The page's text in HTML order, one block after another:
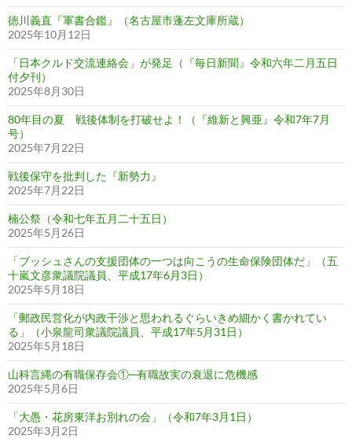
徳川義直『軍書合鑑』（名古屋市蓬左文庫所蔵）
2025年10月12日
「日本クルド交流連絡会」が発足（『毎日新聞』令和六年二月五日
付夕刊）
2025年8月30日
80年目の夏 戦後体制を打破せよ！（『維新と興亜』令和7年7月
号）
2025年7月22日
戦後保守を批判した『新勢力』
2025年7月22日
楠公祭（令和七年五月二十五日）
2025年5月26日
「ブッシュさんの支援団体の一つは向こうの生命保険団体だ」（五
十嵐文彦衆議院議員、平成17年6月3日）
2025年5月18日
「郵政民営化が内政干渉と思われるぐらいきめ細かく書かれてい
る」（小泉龍司衆議院議員、平成17年5月31日）
2025年5月18日
山科言縄の有職保存会①─有職故実の衰退に危機感
2025年5月6日
「大愚・花房東洋お別れの会」（令和7年3月1日）
2025年3月2日